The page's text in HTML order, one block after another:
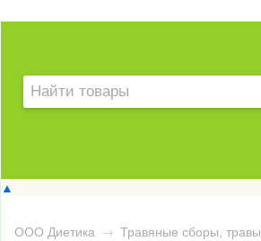
▲
ООО Диетика → Травяные сборы, травы